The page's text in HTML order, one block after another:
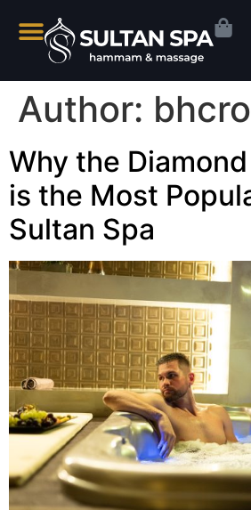
Author:
Why the
is the Most
Sultan Spa